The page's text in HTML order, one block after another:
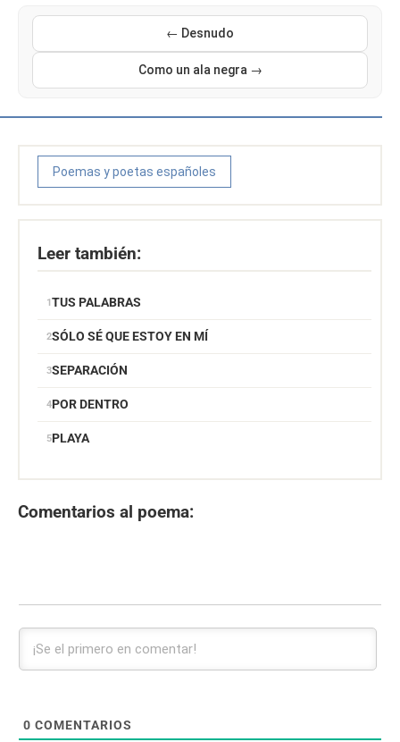
← Desnudo
Como un ala negra →
Poemas y poetas españoles
Leer también:
TUS PALABRAS
SÓLO SÉ QUE ESTOY EN MÍ
SEPARACIÓN
POR DENTRO
PLAYA
Comentarios al poema:
0 COMENTARIOS